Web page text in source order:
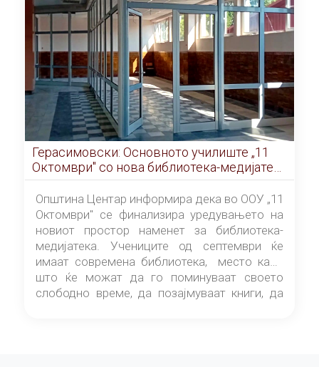
Герасимовски: Основното училиште „11
Октомври" со нова библиотека-медијатека
од септември
Општина Центар информира дека во ООУ „11
Октомври" се финализира уредувањето на
новиот простор наменет за библиотека-
медијатека. Учениците од септември ќе
имаат современа библиотека, место каде
што ќе можат да го поминуваат своето
слободно време, да позајмуваат книги, да